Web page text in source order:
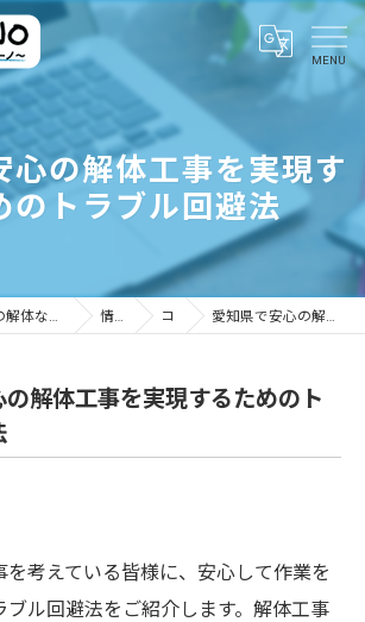
心の解体工事を実現す
のトラブル回避法
愛知県尾張旭市の解体ならMODEReNO ～原状回復・解体工事のモドリーノ～ 情報ブログ コラム 愛知県で安心の解体工事を実現するためのトラブル回避法
解体工事を実現するためのト
を考えている皆様に、安心して作業を
ブル回避法をご紹介します。解体工事